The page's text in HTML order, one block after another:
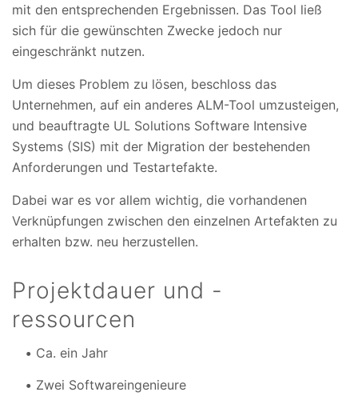
mit den entsprechenden Ergebnissen. Das Tool ließ
sich für die gewünschten Zwecke jedoch nur
eingeschränkt nutzen.
Um dieses Problem zu lösen, beschloss das
Unternehmen, auf ein anderes ALM-Tool umzusteigen,
und beauftragte UL Solutions Software Intensive
Systems (SIS) mit der Migration der bestehenden
Anforderungen und Testartefakte.
Dabei war es vor allem wichtig, die vorhandenen
Verknüpfungen zwischen den einzelnen Artefakten zu
erhalten bzw. neu herzustellen.
Projektdauer und -
ressourcen
Ca. ein Jahr
Zwei Softwareingenieure